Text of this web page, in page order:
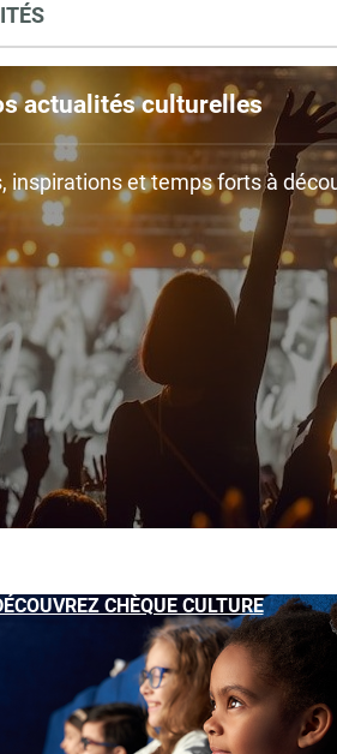
actualités culturelles
inspirations et temps forts à
CHÈQUE CULTURE